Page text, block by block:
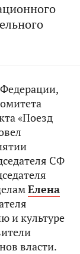
«Поезд
СФ
Елена
и культуре
власти.